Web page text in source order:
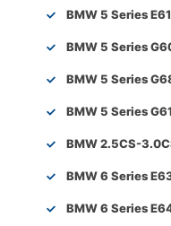
BMW 5 Series
BMW 5 Series
BMW 5 Series
BMW 5 Series
BMW 2.5CS-
BMW 6 Series
BMW 6 Series